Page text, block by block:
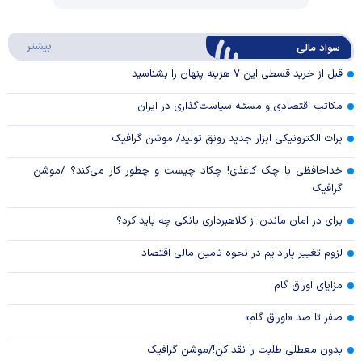
Video
سواد مالی بیشتر
قبل از خرید قسطی این ۷ هزینه پنهان را بشناسید
مکاتب اقتصادی و مسئله سیاست‌گذاری در ایران
برات الکترونیکی ابزار جدید رونق تولید/ موشن گرافیک
خداحافظی با چک کاغذی! چکاد چیست و چطور کار می‌کند؟ /موشن
گرافیک
برای در امان ماندن از کلاهبرداری بانکی چه باید کرد؟
لزوم تغییر پارادایم در نحوه تامین مالی اقتصاد
مزایای اوراق گام
صفر تا صد «اوراق گام»
بدون معطلی طلبت را نقد کن!/موشن گرافیک